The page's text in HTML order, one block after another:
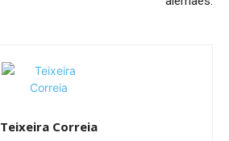
Teixeira Correia